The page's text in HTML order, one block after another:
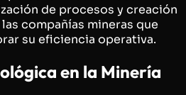
de procesos y creación
compañías mineras que
su eficiencia operativa.
en la Minería